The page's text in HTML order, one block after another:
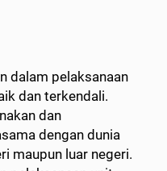
dalam pelaksanaan
dan terkendali.
dan
dengan dunia
maupun luar negeri.